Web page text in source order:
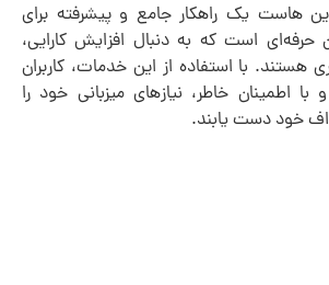
هاست یک راهکار جامع و پیشرفته برای
حرفه‌ای است که به دنبال افزایش کارایی،
هستند. با استفاده از این خدمات، کاربران
با اطمینان خاطر، نیازهای میزبانی خود را
خود دست یابند.